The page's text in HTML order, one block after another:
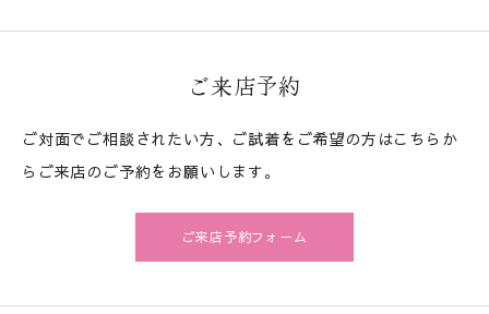
ご来店予約
ご対面でご相談されたい方、ご試着をご希望の方はこちらか
らご来店のご予約をお願いします。
ご来店予約フォーム